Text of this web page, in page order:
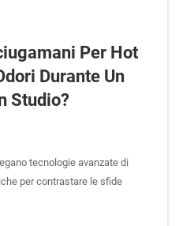
Per Hot
Durante Un
Studio?
tecnologie avanzate di
per contrastare le sfide
durante sessioni
sono progettati con